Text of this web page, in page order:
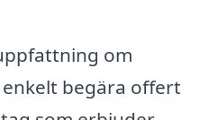
om
begära offert